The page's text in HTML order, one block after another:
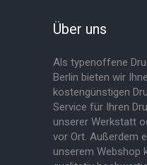
Über uns
Als typenoffene
Berlin bieten wir
kostengünstigen
Service für Ihren
unserer Werkstatt
vor Ort. Außerdem
unserem Webshop